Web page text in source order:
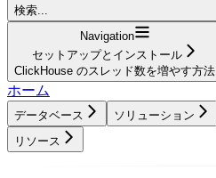
検索...
Navigation
セットアップとインストール
ClickHouse のスレッド数を増やす方法
ホーム
データベース ソリューション
リソース